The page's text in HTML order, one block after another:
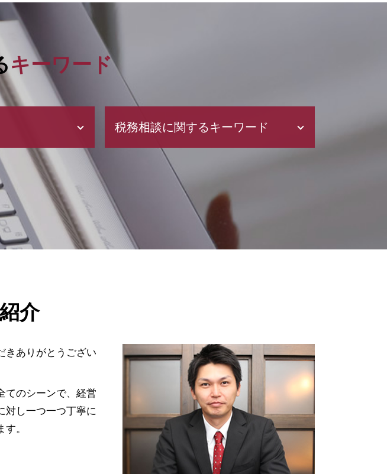
キーワード
金融公庫
税務相談に関するキーワード
所得税 扶養
青色申告 メリット
所得税 納付期限
税務調査 反面調査
税務調査 流れ
税務調査 個人
節税対策 個人事業主
確定申告 必要な人
還付申告 期限
所得 控除
白色申告 経費 上限
税金 時効
紹介
きありがとうござい
てのシーンで、経営
対し一つ一つ丁寧に
。